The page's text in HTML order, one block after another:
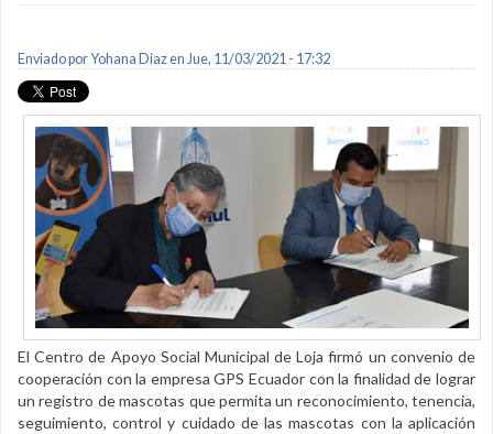
Enviado porYohana Diazen Jue, 11/03/2021 - 17:32
El Centro de Apoyo Social Municipal de Loja firmó un convenio de
cooperación con la empresa GPS Ecuador con la finalidad de lograr
un registro de mascotas que permita un reconocimiento, tenencia,
seguimiento, control y cuidado de las mascotas con la aplicación